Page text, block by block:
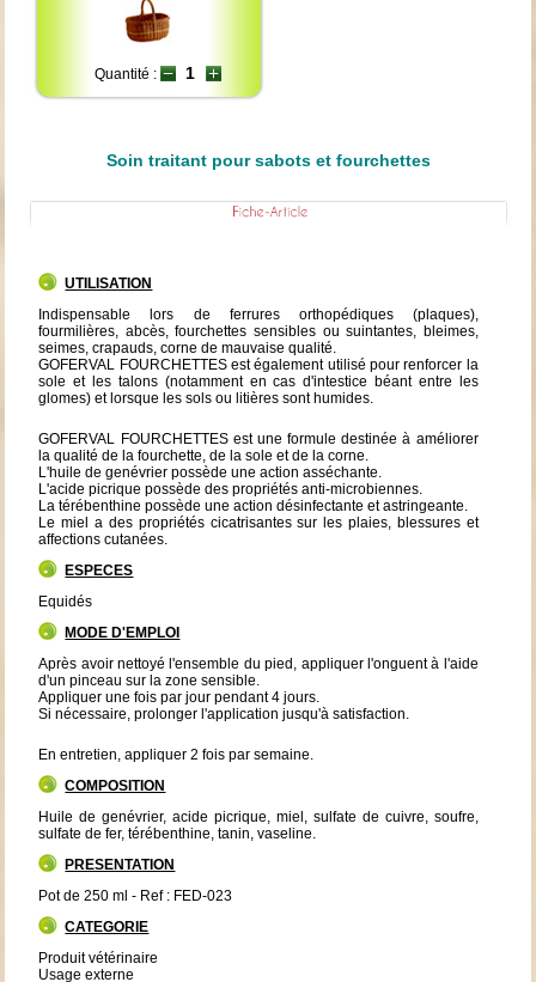
Quantité :
Soin traitant pour sabots et fourchettes
UTILISATION
Indispensable lors de ferrures orthopédiques (plaques),
fourmilières, abcès, fourchettes sensibles ou suintantes, bleimes,
seimes, crapauds, corne de mauvaise qualité.
GOFERVAL FOURCHETTES est également utilisé pour renforcer la
sole et les talons (notamment en cas d'intestice béant entre les
glomes) et lorsque les sols ou litières sont humides.
GOFERVAL FOURCHETTES est une formule destinée à améliorer
la qualité de la fourchette, de la sole et de la corne.
L'huile de genévrier possède une action asséchante.
L'acide picrique possède des propriétés anti-microbiennes.
La térébenthine possède une action désinfectante et astringeante.
Le miel a des propriétés cicatrisantes sur les plaies, blessures et
affections cutanées.
ESPECES
Equidés
MODE D'EMPLOI
Après avoir nettoyé l'ensemble du pied, appliquer l'onguent à l'aide
d'un pinceau sur la zone sensible.
Appliquer une fois par jour pendant 4 jours.
Si nécessaire, prolonger l'application jusqu'à satisfaction.
En entretien, appliquer 2 fois par semaine.
COMPOSITION
Huile de genévrier, acide picrique, miel, sulfate de cuivre, soufre,
sulfate de fer, térébenthine, tanin, vaseline.
PRESENTATION
Pot de 250 ml - Ref : FED-023
CATEGORIE
Produit vétérinaire
Usage externe